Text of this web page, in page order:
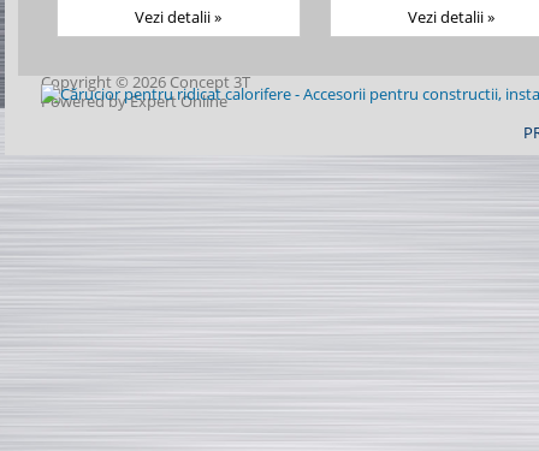
Vezi detalii » Vezi detalii »
Copyright © 2026 Concept 3T
Powered byExpert Online